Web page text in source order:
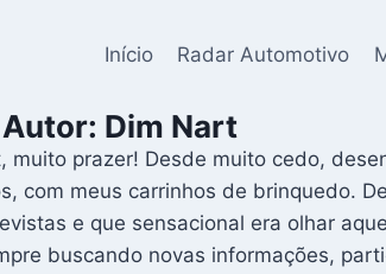
Início Radar Automotivo
Autor: Dim Nart
prazer! Desde muito cedo,
com meus carrinhos de brinquedo.
e que sensacional era olhar
buscando novas informações,